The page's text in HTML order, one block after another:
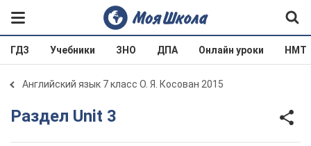
ГДЗ Учебники ЗНО ДПА Онлайн уроки НМТ
Английский язык 7 класс О. Я. Косован 2015
Раздел Unit 3